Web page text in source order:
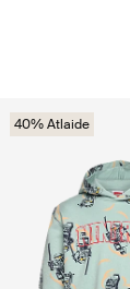
40% Atlaide